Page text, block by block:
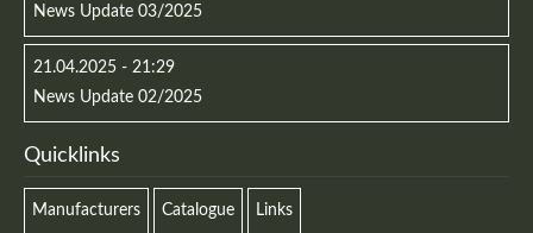
News Update 03/2025
21.04.2025 - 21:29
News Update 02/2025
Quicklinks
Manufacturers Catalogue Links